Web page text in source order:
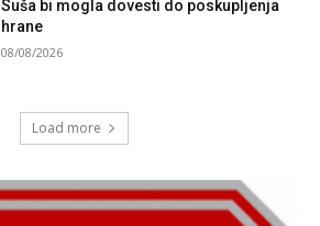
Suša bi mogla dovesti do poskupljenja
hrane
08/08/2026
Load more